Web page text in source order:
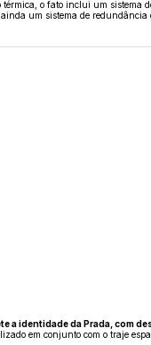
térmica, o fato inclui um sistema
um sistema de
a identidade da Prada, com
em conjunto com o traje